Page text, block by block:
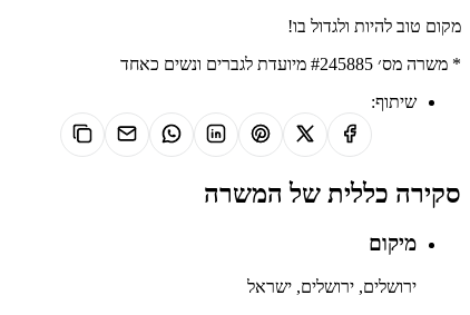
מקום טוב להיות ולגדול בו!
* משרה מס׳ #245885 מיועדת לגברים ונשים כאחד
שיתוף:
סקירה כללית של המשרה
מיקום
ירושלים, ירושלים, ישראל